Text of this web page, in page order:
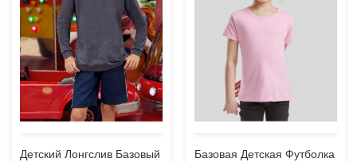
Детский Лонгслив Базовый
Базовая Детская Футболка